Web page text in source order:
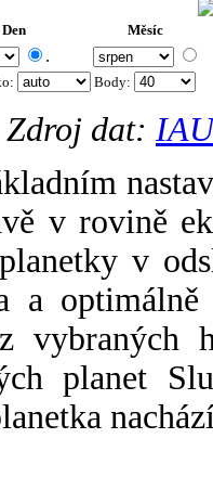
Den Měsíc
.
Body:
Zdroj dat:
v rovině
v
a
vybraných
planet